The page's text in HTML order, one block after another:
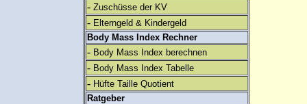
- Zuschüsse der KV
- Elterngeld & Kindergeld
Body Mass Index Rechner
- Body Mass Index berechnen
- Body Mass Index Tabelle
- Hüfte Taille Quotient
Ratgeber